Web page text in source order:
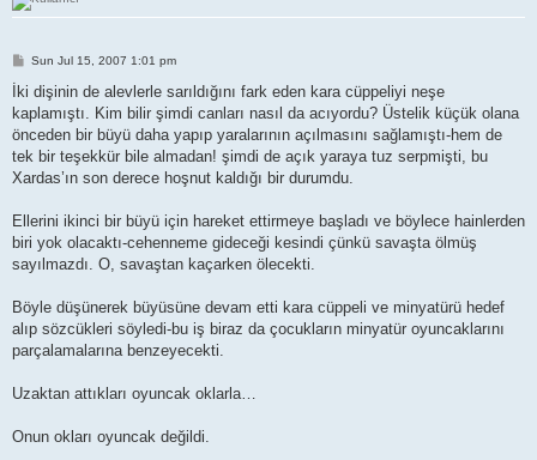
P
s
Sun Jul 15, 2007 1:01 pm
İki dişinin de alevlerle sarıldığını fark eden kara cüppeliyi neşe
kaplamıştı. Kim bilir şimdi canları nasıl da acıyordu? Üstelik küçük olana
önceden bir büyü daha yapıp yaralarının açılmasını sağlamıştı-hem de
tek bir teşekkür bile almadan! şimdi de açık yaraya tuz serpmişti, bu
Xardas’ın son derece hoşnut kaldığı bir durumdu.
Ellerini ikinci bir büyü için hareket ettirmeye başladı ve böylece hainlerden
biri yok olacaktı-cehenneme gideceği kesindi çünkü savaşta ölmüş
sayılmazdı. O, savaştan kaçarken ölecekti.
Böyle düşünerek büyüsüne devam etti kara cüppeli ve minyatürü hedef
alıp sözcükleri söyledi-bu iş biraz da çocukların minyatür oyuncaklarını
parçalamalarına benzeyecekti.
Uzaktan attıkları oyuncak oklarla…
Onun okları oyuncak değildi.